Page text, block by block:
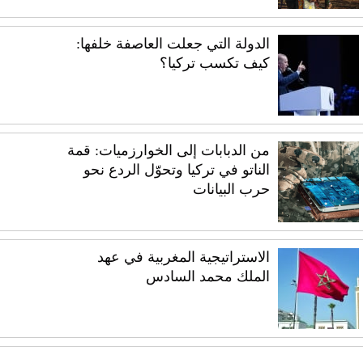
الدولة التي جعلت العاصفة خلفها:
كيف تكسب تركيا؟
من الدبابات إلى الخوارزميات: قمة
الناتو في تركيا وتحوّل الردع نحو
حرب البيانات
الاستراتيجية المغربية في عهد
الملك محمد السادس